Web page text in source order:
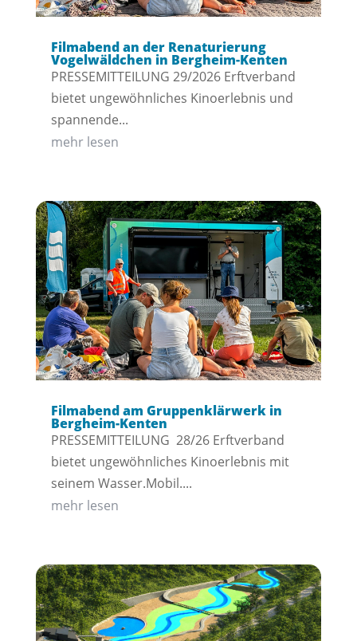
Filmabend an der Renaturierung
Vogelwäldchen in Bergheim-Kenten
PRESSEMITTEILUNG 29/2026 Erftverband
bietet ungewöhnliches Kinoerlebnis und
spannende...
mehr lesen
Filmabend am Gruppenklärwerk in
Bergheim-Kenten
PRESSEMITTEILUNG 28/26 Erftverband
bietet ungewöhnliches Kinoerlebnis mit
seinem Wasser.Mobil....
mehr lesen